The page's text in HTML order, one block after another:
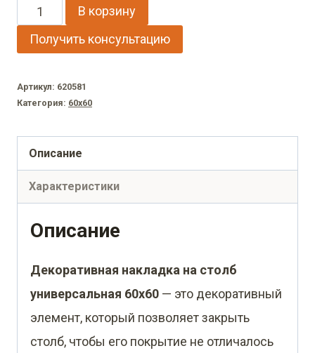
Количество
товара
Декоративная
накладка
на
универсальная
60х60
для
забора
0,45
PE-
Double
RAL
В корзину
Получить консультацию
Артикул: 620581
Категория: 60х60
Описание
Характеристики
Описание
Декоративная накладка на столб
универсальная 60х60 — это декоративный
элемент, который позволяет закрыть
столб, чтобы его покрытие не отличалось